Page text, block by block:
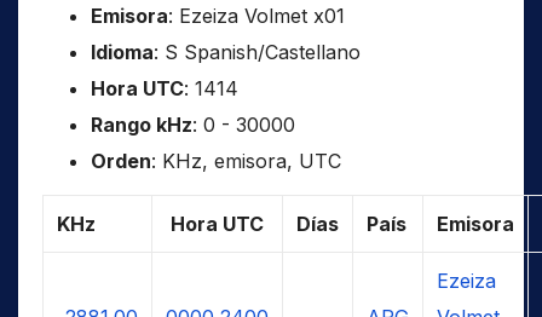
Emisora: Ezeiza Volmet x01
Idioma: S Spanish/Castellano
Hora UTC: 1414
Rango kHz: 0 - 30000
Orden: KHz, emisora, UTC
KHz Hora UTC Días País Emisora
Ezeiza